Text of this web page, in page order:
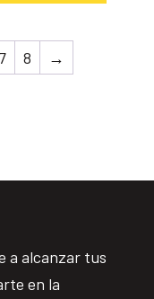
7 8 →
a alcanzar tus
en la